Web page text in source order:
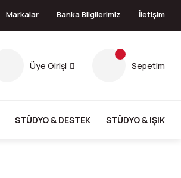
Markalar Banka Bilgilerimiz İletişim
Üye Girişi Sepetim
STÜDYO & DESTEK STÜDYO & IŞIK